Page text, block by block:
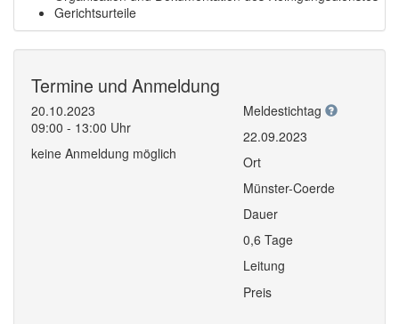
Gerichtsurteile
Termine und Anmeldung
20.10.2023
09:00 - 13:00 Uhr
keine Anmeldung möglich
Meldestichtag
22.09.2023
Ort
Münster-Coerde
Dauer
0,6 Tage
Leitung
Preis